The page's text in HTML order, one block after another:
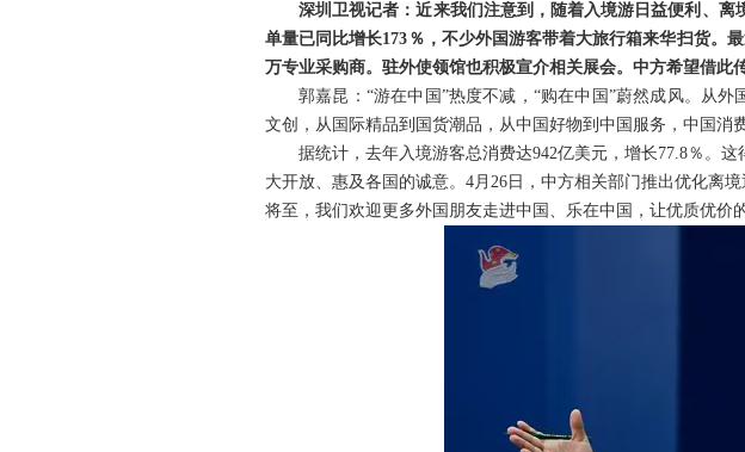
深圳卫视记者：近来我们注意到，随着入境游日益便利、
单量已同比增长173％，不少外国游客带着大旅行箱来华扫货。
万专业采购商。驻外使领馆也积极宣介相关展会。中方希望借此
郭嘉昆：“游在中国”热度不减，“购在中国”蔚然成风。从
文创，从国际精品到国货潮品，从中国好物到中国服务，中国消
据统计，去年入境游客总消费达942亿美元，增长77.8％。
大开放、惠及各国的诚意。4月26日，中方相关部门推出优化离
将至，我们欢迎更多外国朋友走进中国、乐在中国，让优质优价